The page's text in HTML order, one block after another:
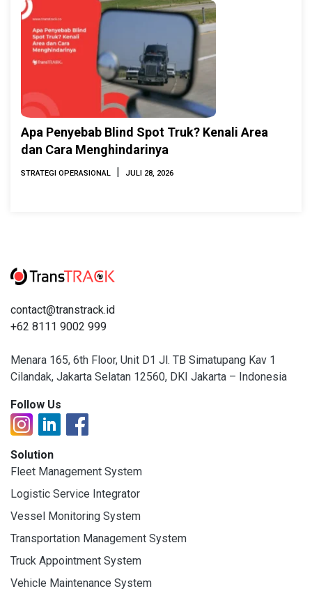
Apa Penyebab Blind Spot Truk? Kenali Area
dan Cara Menghindarinya
STRATEGI OPERASIONAL | JULI 28, 2026
contact@transtrack.id
+62 8111 9002 999
Menara 165, 6th Floor, Unit D1 Jl. TB Simatupang Kav 1
Cilandak, Jakarta Selatan 12560, DKI Jakarta – Indonesia
Follow Us
Solution
Fleet Management System
Logistic Service Integrator
Vessel Monitoring System
Transportation Management System
Truck Appointment System
Vehicle Maintenance System